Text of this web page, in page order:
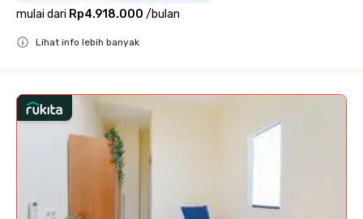
mulai dari Rp4.918.000 /bulan
Lihat info lebih banyak